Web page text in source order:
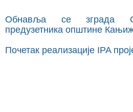
Обнавља се зграда
предузетника општине
Почетак реализације IPA